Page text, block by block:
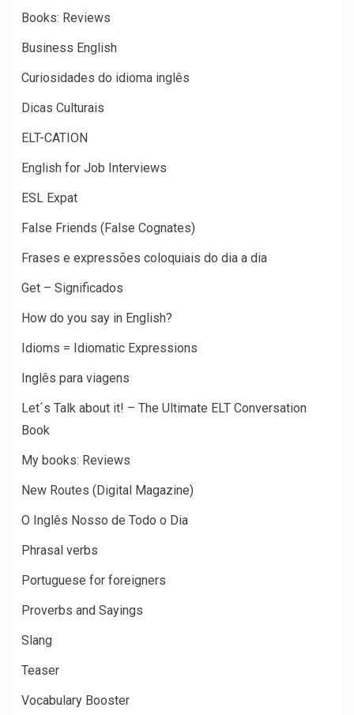
Books: Reviews
Business English
Curiosidades do idioma inglês
Dicas Culturais
ELT-CATION
English for Job Interviews
ESL Expat
False Friends (False Cognates)
Frases e expressões coloquiais do dia a dia
Get – Significados
How do you say in English?
Idioms = Idiomatic Expressions
Inglês para viagens
Let´s Talk about it! – The Ultimate ELT Conversation
Book
My books: Reviews
New Routes (Digital Magazine)
O Inglês Nosso de Todo o Dia
Phrasal verbs
Portuguese for foreigners
Proverbs and Sayings
Slang
Teaser
Vocabulary Booster